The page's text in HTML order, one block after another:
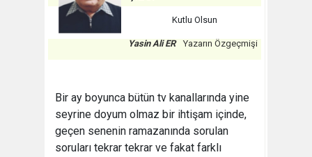
Kutlu Olsun
Yasin Ali ER Yazarın Özgeçmişi
Bir ay boyunca bütün tv kanallarında yine
seyrine doyum olmaz bir ihtişam içinde,
geçen senenin ramazanında sorulan
soruları tekrar tekrar ve fakat farklı